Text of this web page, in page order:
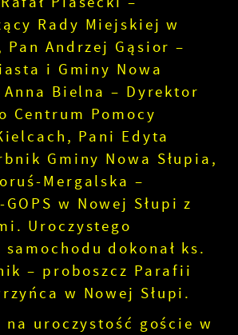
Rady Miejskiej w
Pan Andrzej Gąsior –
i Gminy Nowa
Anna Bielna – Dyrektor
Centrum Pomocy
Pani Edyta
Gminy Nowa Słupia,
Mergalska –
w Nowej Słupi z
Uroczystego
dokonał ks.
– proboszcz Parafii
w Nowej Słupi.
na uroczystość goście w